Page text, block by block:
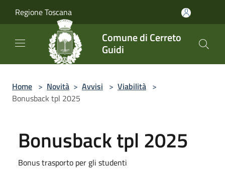
Regione Toscana
Comune di Cerreto
Guidi
Home > Novità > Avvisi > Viabilità >
Bonusback tpl 2025
Bonusback tpl 2025
Bonus trasporto per gli studenti